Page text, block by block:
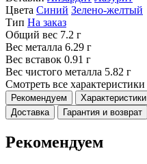
Цвета Синий Зелено-желтый
Тип На заказ
Общий вес 7.2 г
Вес металла 6.29 г
Вес вставок 0.91 г
Вес чистого металла 5.82 г
Смотреть все характеристики
Рекомендуем Характеристики
Доставка
Гарантия и возврат
Рекомендуем